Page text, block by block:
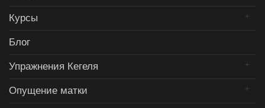
Курсы
Блог
Упражнения Кегеля
Опущение матки